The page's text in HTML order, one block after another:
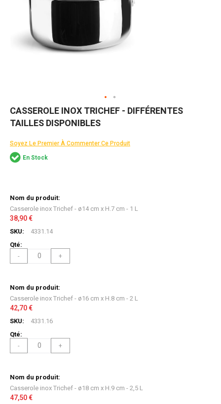
Skip
the
of
the
images
CASSEROLE INOX TRICHEF - DIFFÉRENTES
TAILLES DISPONIBLES
Soyez Le Premier À Commenter Ce Produit
En Stock
du
produit
groupé
Casserole inox Trichef - ø14 cm x H.7 cm - 1 L
38,90 €
4331.14
- +
Casserole inox Trichef - ø16 cm x H.8 cm - 2 L
42,70 €
4331.16
- +
Casserole inox Trichef - ø18 cm x H.9 cm - 2,5 L
47,50 €